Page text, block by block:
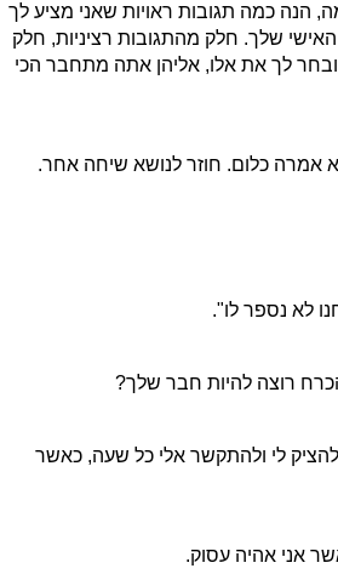
הנה כמה תגובות ראויות שאני מציע לך
שלך. חלק מהתגובות רציניות, חלק
ובחר לך את אלו, אליהן אתה מתחבר הכי
כלום. חוזר לנושא שיחה אחר.
לא נספר לו".
רוצה להיות חבר שלך?
להציק לי ולהתקשר אלי כל שעה, כאשר
אני אהיה עסוק.